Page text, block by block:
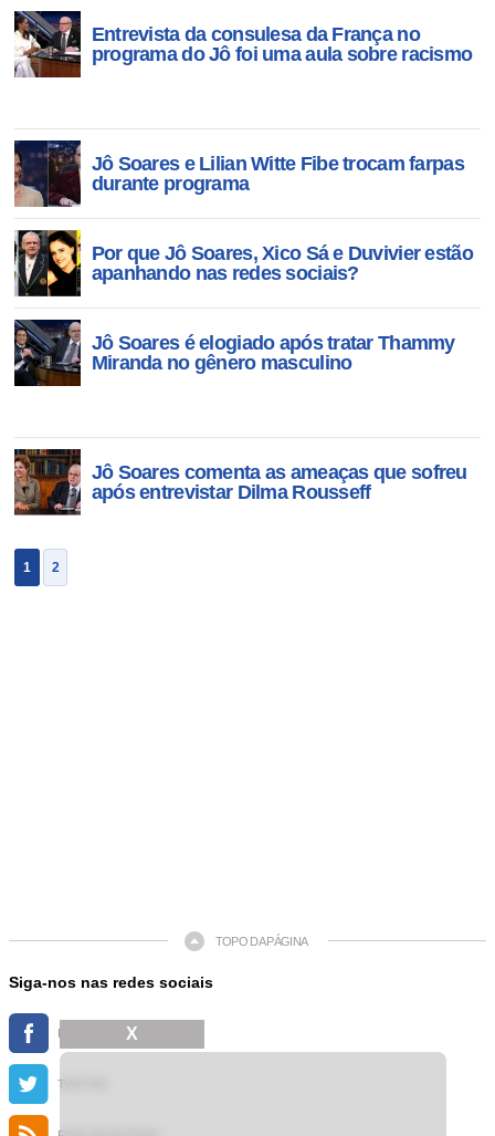
Entrevista da consulesa da França no
programa do Jô foi uma aula sobre racismo
Jô Soares e Lilian Witte Fibe trocam farpas
durante programa
Por que Jô Soares, Xico Sá e Duvivier estão
apanhando nas redes sociais?
Jô Soares é elogiado após tratar Thammy
Miranda no gênero masculino
Jô Soares comenta as ameaças que sofreu
após entrevistar Dilma Rousseff
1 2
TOPO DA PÁGINA
Siga-nos nas redes sociais
FACEBOOK
TWITTER
X